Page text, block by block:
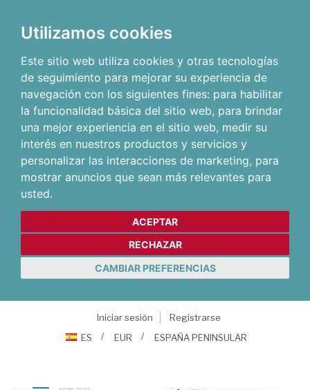
Utilizamos cookies
Este sitio web utiliza cookies y otras tecnologías
de seguimiento para mejorar su experiencia de
navegación con los siguientes fines: para habilitar
la funcionalidad básica del sitio web, para brindar
una mejor experiencia en el sitio web, medir su
interés en nuestros productos y servicios y
personalizar las interacciones de marketing, para
mostrar anuncios que sean más relevantes para
usted.
ACEPTAR
RECHAZAR
CAMBIAR PREFERENCIAS
Iniciar sesión
Registrarse
ES
EUR ESPAÑA PENINSULAR